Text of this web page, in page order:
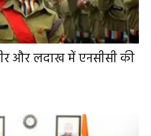
और लदाख में एनसीसी की